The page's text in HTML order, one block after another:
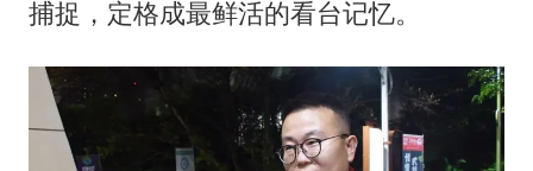
捕捉，定格成最鲜活的看台记忆。